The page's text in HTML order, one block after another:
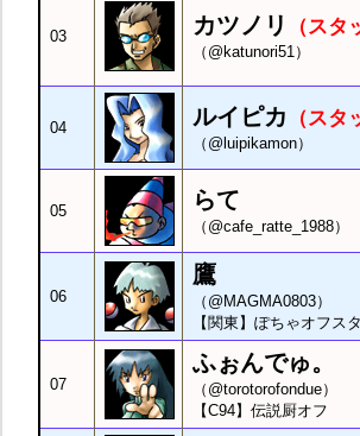
03 カツノリ （スタ
（@katunori51）
04 ルイピカ （スタ
（@luipikamon）
05 らて
（@cafe_ratte_1988）
06
鷹
（@MAGMA0803）
【関東】ぽちゃオフス
07
ふぉんでゅ。
（@torotorofondue）
【C94】伝説厨オフ